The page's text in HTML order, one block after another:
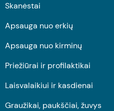
Skanėstai
Apsauga nuo erkių
Apsauga nuo kirminų
Priežiūrai ir profilaktikai
Laisvalaikiui ir kasdienai
Graužikai, paukščiai, žuvys